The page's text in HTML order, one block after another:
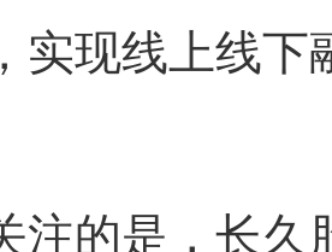
实现线上线下
的是，长久